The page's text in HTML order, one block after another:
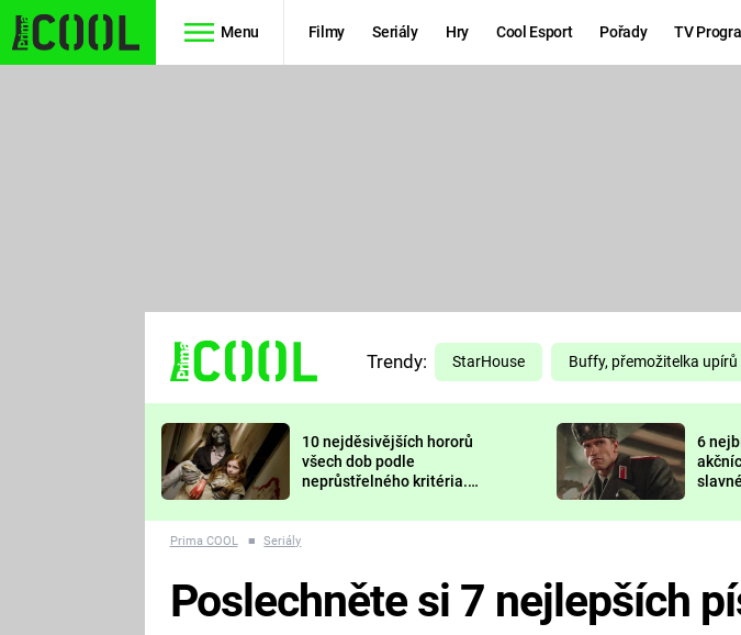
Menu Filmy Seriály Hry Cool Esport Pořady TV
TŘESKU
FUTURAMA
PREDÁTOR
Trendy: StarHouse Buffy, přemožitelka upírů
10 nejděsivějších hororů
všech dob podle
neprůstřelného kritéria.
nejvíc zvednou tep?
6
Prima COOL ■ Seriály
Poslechněte si 7 nejlepších